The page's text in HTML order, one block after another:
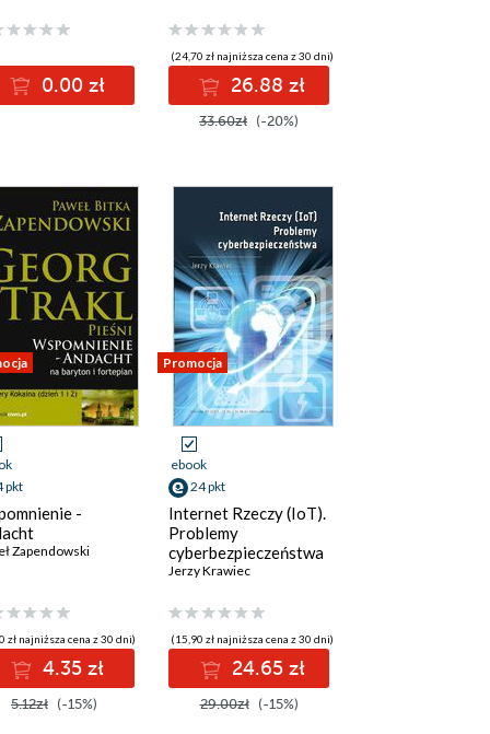
0.00 zł
(24,70 zł najniższa cena z 30 dni)
26.88 zł
33.60zł (-20%)
pkt
-
Zapendowski
zł najniższa cena z 30 dni)
4.35 zł
5.12zł (-15%)
Promocja
ebook
24 pkt
Internet Rzeczy (IoT).
Problemy
cyberbezpieczeństwa
Jerzy Krawiec
(15,90 zł najniższa cena z 30 dni)
24.65 zł
29.00zł (-15%)